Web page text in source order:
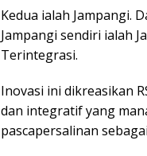
Kedua ialah Jampangi.
Jampangi sendiri ialah
Terintegrasi.
Inovasi ini dikreasikan
dan integratif yang
pascapersalinan